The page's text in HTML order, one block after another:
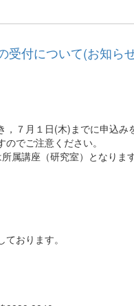
受付について(お知ら
７月１日(木)までに申込
でご注意ください。
属講座（研究室）となりま
おります。